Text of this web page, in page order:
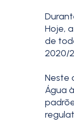
Hoje,
de
2020/
Neste
Água